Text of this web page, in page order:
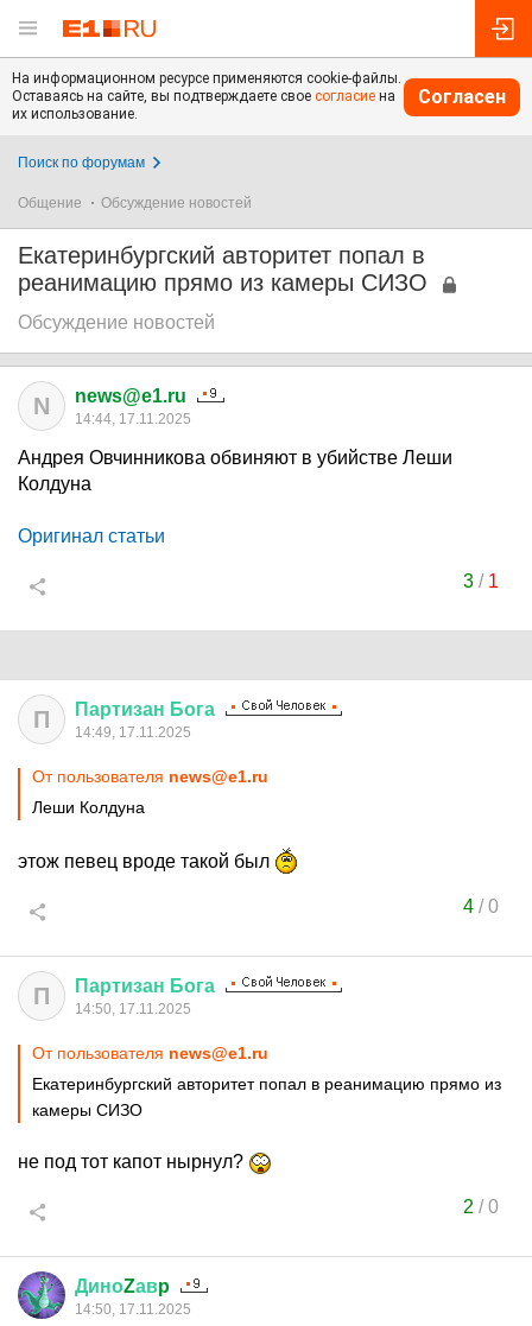
На информационном ресурсе применяются cookie-файлы.
Оставаясь на сайте, вы подтверждаете свое согласие на
их использование.
Согласен
Поиск по форумам
Общение Обсуждение новостей
Екатеринбургский авторитет попал в
реанимацию прямо из камеры СИЗО
Обсуждение новостей
N news@e1.ru
14:44, 17.11.2025
Андрея Овчинникова обвиняют в убийстве Леши
Колдуна
Оригинал статьи
3/ 1
П Партизан Бога
14:49, 17.11.2025
От пользователя news@e1.ru
Леши Колдуна
этож певец вроде такой был
4/0
П Партизан Бога
14:50, 17.11.2025
От пользователя news@e1.ru
Екатеринбургский авторитет попал в реанимацию прямо из
камеры СИЗО
не под тот капот нырнул?
2 /0
ДиноZавp
14:50, 17.11.2025